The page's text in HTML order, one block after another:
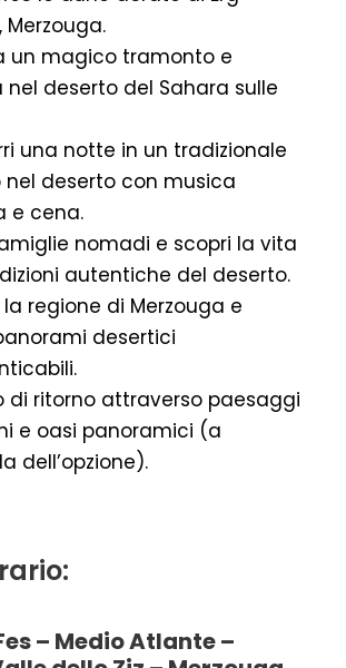
Merzouga.
un magico tramonto e
nel deserto del Sahara sulle
una notte in un tradizionale
deserto con musica
e cena.
nomadi e scopri la vita
autentiche del deserto.
la regione di Merzouga e
desertici
di ritorno attraverso paesaggi
e oasi panoramici (a
dell’opzione).
– Medio Atlante –